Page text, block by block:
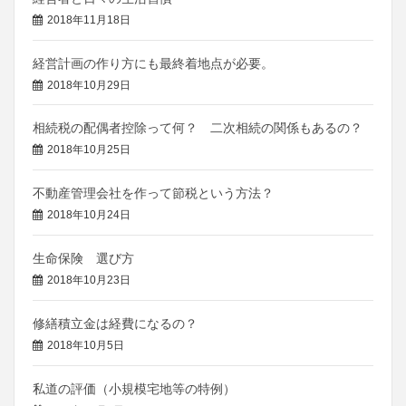
2018年11月18日
経営計画の作り方にも最終着地点が必要。
2018年10月29日
相続税の配偶者控除って何？ 二次相続の関係もあるの？
2018年10月25日
不動産管理会社を作って節税という方法？
2018年10月24日
生命保険 選び方
2018年10月23日
修繕積立金は経費になるの？
2018年10月5日
私道の評価（小規模宅地等の特例）